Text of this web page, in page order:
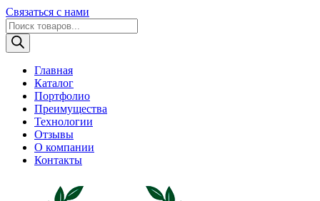
Связаться с нами
Поиск
товаров
Главная
Каталог
Портфолио
Преимущества
Технологии
Отзывы
О компании
Контакты